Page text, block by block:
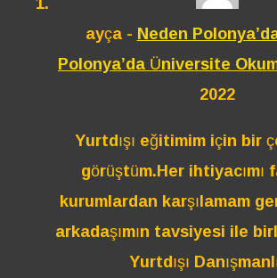
ayça-Neden
Polonya’da Üniversite
2022
Yurtdışı eğitimim için bir
görüştüm.Her ihtiyacımı
kurumlardan karşılamam
arkadaşımın tavsiyesi ile
Yurtdışı